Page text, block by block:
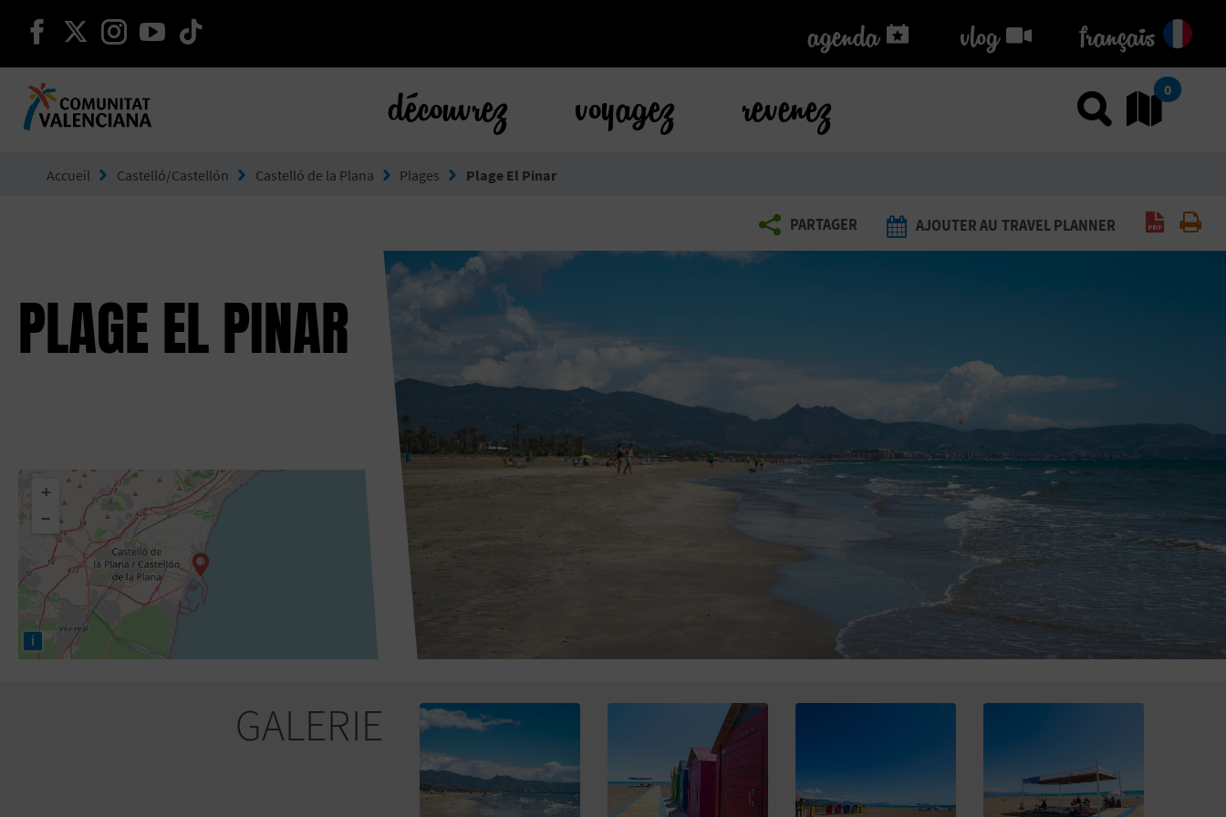
continuer sur facebook
continuer sur twitter
continuer sur instagram
continuer sur youtube agenda
agenda vlog
vlog français
découvrez voyagez revenez Utiliser
0
Accueil Castelló/Castellón Castelló de la Plana Plages Plage El Pinar
PLAGE EL PINAR
+
−
i
PARTAGER AJOUTER AU TRAVEL PLANNER Générer
GALERIE